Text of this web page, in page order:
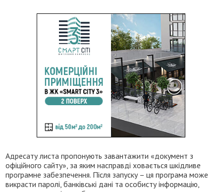
Адресату листа пропонують завантажити «документ з
офіційного сайту», за яким насправді ховається шкідливе
програмне забезпечення. Після запуску – ця програма може
викрасти паролі, банківські дані та особисту інформацію,